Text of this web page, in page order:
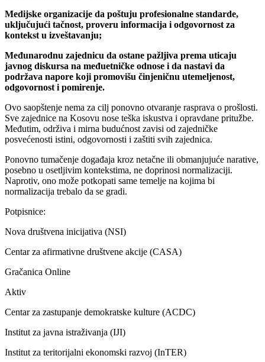
Medijske organizacije da poštuju profesionalne standarde,
uključujući tačnost, proveru informacija i odgovornost za
kontekst u izveštavanju;
Međunarodnu zajednicu da ostane pažljiva prema uticaju
javnog diskursa na međuetničke odnose i da nastavi da
podržava napore koji promovišu činjeničnu utemeljenost,
odgovornost i pomirenje.
Ovo saopštenje nema za cilj ponovno otvaranje rasprava o prošlosti.
Sve zajednice na Kosovu nose teška iskustva i opravdane pritužbe.
Međutim, održiva i mirna budućnost zavisi od zajedničke
posvećenosti istini, odgovornosti i zaštiti svih zajednica.
Ponovno tumačenje događaja kroz netačne ili obmanjujuće narative,
posebno u osetljivim kontekstima, ne doprinosi normalizaciji.
Naprotiv, ono može potkopati same temelje na kojima bi
normalizacija trebalo da se gradi.
Potpisnice:
Nova društvena inicijativa (NSI)
Centar za afirmativne društvene akcije (CASA)
Gračanica Online
Aktiv
Centar za zastupanje demokratske kulture (ACDC)
Institut za javna istraživanja (IJI)
Institut za teritorijalni ekonomski razvoj (InTER)